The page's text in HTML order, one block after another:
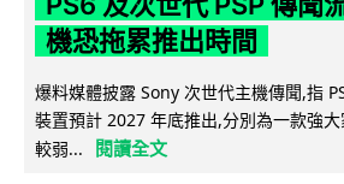
機恐拖累推出時間
爆料媒體披露 Sony 次世代主機傳聞,指
裝置預計 2027 年底推出,分別為一款強
較弱...
閱讀全文